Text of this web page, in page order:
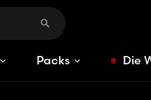
Packs Die